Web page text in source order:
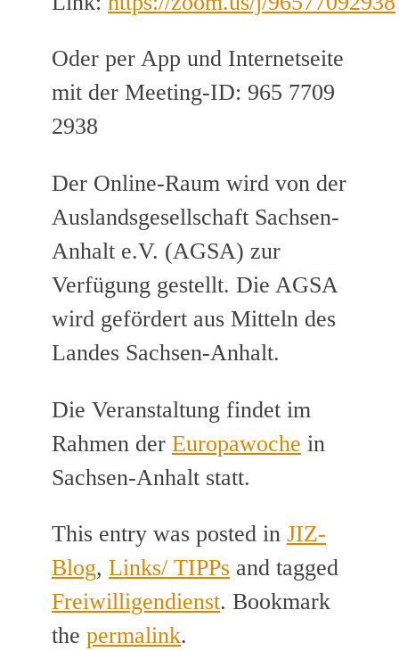
Oder per App und Internetseite
mit der Meeting-ID: 965 7709
2938
Der Online-Raum wird von der
Auslandsgesellschaft Sachsen-
Anhalt e.V. (AGSA) zur
Verfügung gestellt. Die AGSA
wird gefördert aus Mitteln des
Landes Sachsen-Anhalt.
Die Veranstaltung findet im
Rahmen der Europawoche in
Sachsen-Anhalt statt.
This entry was posted in JIZ-
Blog, Links/ TIPPs and tagged
Freiwilligendienst. Bookmark
the permalink.